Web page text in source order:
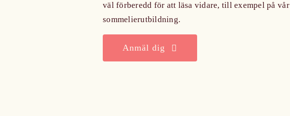
väl förberedd för att läsa vidare, till exempel på vår
sommelierutbildning.
Anmäl dig